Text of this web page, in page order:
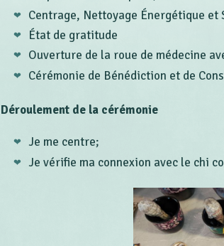
Centrage, Nettoyage Énergétique et
État de gratitude
Ouverture de la roue de médecine
Cérémonie de Bénédiction et de
Déroulement de la cérémonie
Je me centre;
Je vérifie ma connexion avec le chi